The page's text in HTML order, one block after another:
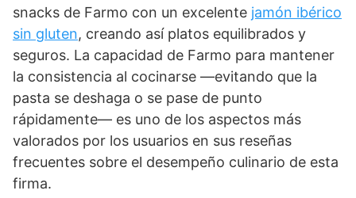
snacks de Farmo con un excelente jamón ibérico
sin gluten, creando así platos equilibrados y
seguros. La capacidad de Farmo para mantener
la consistencia al cocinarse —evitando que la
pasta se deshaga o se pase de punto
rápidamente— es uno de los aspectos más
valorados por los usuarios en sus reseñas
frecuentes sobre el desempeño culinario de esta
firma.